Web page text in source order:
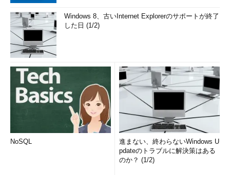
Windows 8、古いInternet Explorerのサポートが終了
した日 (1/2)
NoSQL
進まない、終わらないWindows U
pdateのトラブルに解決策はある
のか？ (1/2)